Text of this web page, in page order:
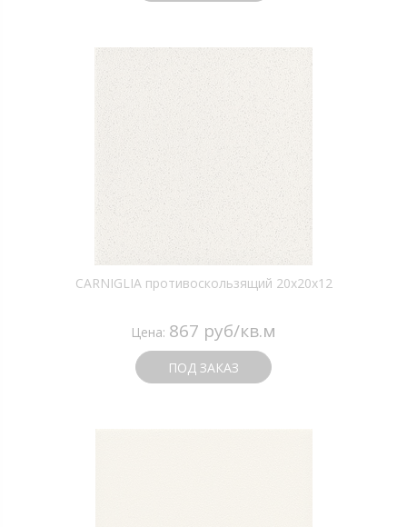
CARNIGLIA противоскользящий 20х20х12
Цена: 867 руб/кв.м
ПОД ЗАКАЗ